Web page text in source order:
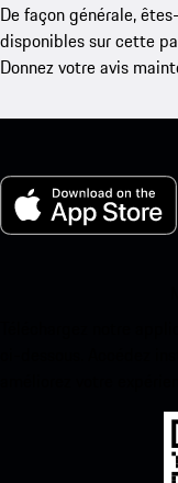
De façon générale,
disponibles sur cette
Donnez votre avis